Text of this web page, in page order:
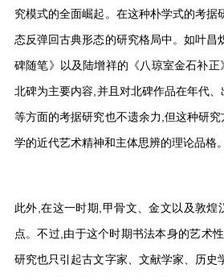
究模式的全面崛起。在这种朴学式的考据
态反弹回古典形态的研究格局中。如叶昌
碑随笔》以及陆增祥的《八琼室金石补正
北碑为主要内容,并且对北碑作品在年代
等方面的考据研究也不遗余力,但这种研
学的近代艺术精神和主体思辨的理论品格。
此外,在这一时期,甲骨文、金文以及敦煌
点。不过,由于这个时期书法本身的艺术
研究也只引起古文字家、文献学家、历史